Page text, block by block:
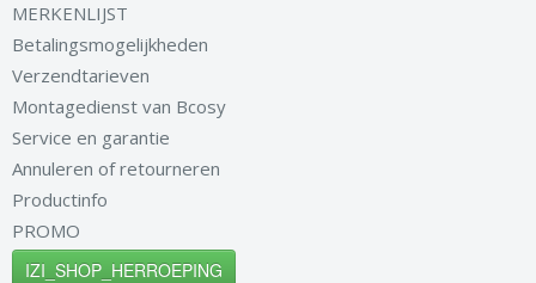
MERKENLIJST
Betalingsmogelijkheden
Verzendtarieven
Montagedienst van Bcosy
Service en garantie
Annuleren of retourneren
Productinfo
PROMO
IZI_SHOP_HERROEPING